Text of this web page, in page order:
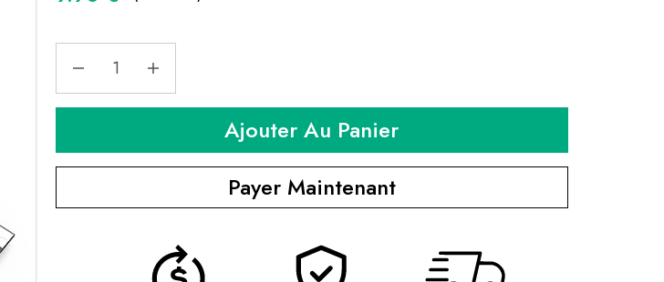
Ajouter Au Panier
Payer Maintenant